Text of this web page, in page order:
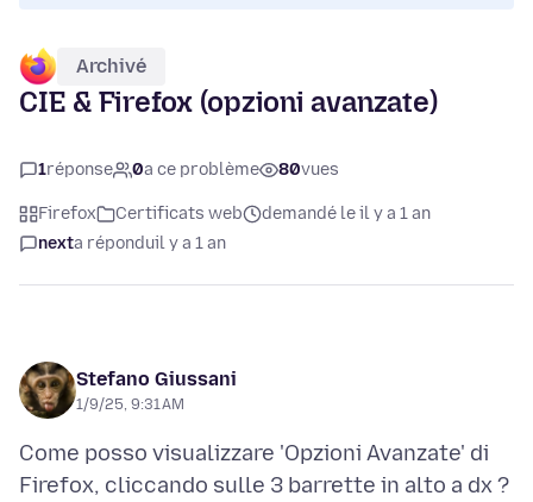
Archivé
CIE & Firefox (opzioni avanzate)
1réponse 0a ce problème 80vues
Firefox Certificats web
demandé le il y a 1 an
nexta réponduil y a 1 an
Stefano Giussani
1/9/25, 9:31 AM
Come posso visualizzare 'Opzioni Avanzate' di
Firefox, cliccando sulle 3 barrette in alto a dx ?